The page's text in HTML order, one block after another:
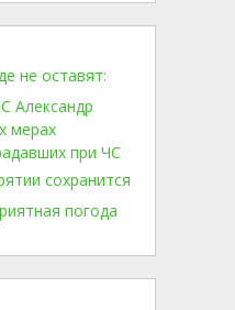
не оставят:
Александр
мерах
при ЧС
сохранится
погода